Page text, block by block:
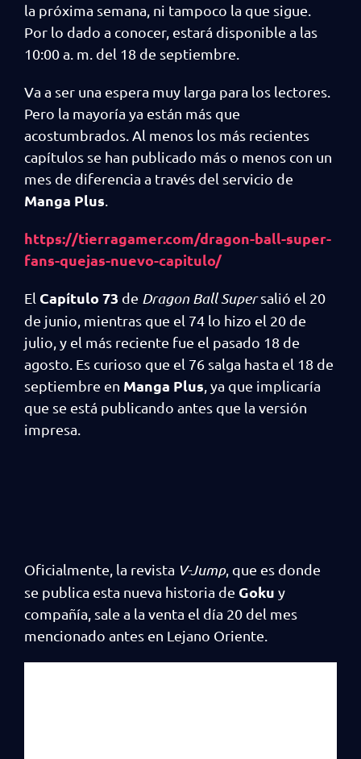
la próxima semana, ni tampoco la que sigue.
Por lo dado a conocer, estará disponible a las
10:00 a. m. del 18 de septiembre.
Va a ser una espera muy larga para los lectores.
Pero la mayoría ya están más que
acostumbrados. Al menos los más recientes
capítulos se han publicado más o menos con un
mes de diferencia a través del servicio de
Manga Plus
https://tierragamer.com/dragon-ball-super-
fans-quejas-nuevo-capitulo/
El Capítulo 73 de Dragon Ball Supersalió el 20
de junio, mientras que el 74 lo hizo el 20 de
julio, y el más reciente fue el pasado 18 de
agosto. Es curioso que el 76 salga hasta el 18 de
septiembre en Manga Plus , ya que implicaría
que se está publicando antes que la versión
impresa.
Oficialmente, la revista V-Jump, que es donde
se publica esta nueva historia de Goku y
compañía, sale a la venta el día 20 del mes
mencionado antes en Lejano Oriente.